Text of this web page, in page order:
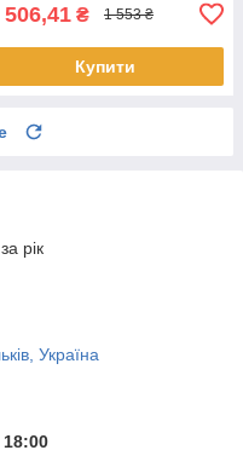
506,41 ₴ 1 553 ₴
Купити
рік
Україна